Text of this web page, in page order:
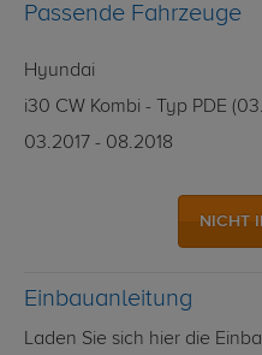
Passende Fahrzeuge
Hyundai
i30 CW Kombi - Typ PDE
03.2017 - 08.2018
NICHT
Einbauanleitung
Laden Sie sich hier die